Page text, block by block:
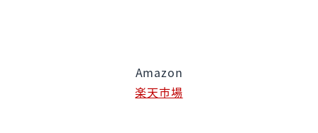
Amazon
楽天市場